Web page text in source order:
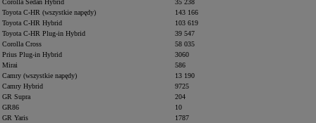
Corolla Sedan Hybrid
35 238
Toyota C-HR (wszystkie napędy)
143 166
Toyota C-HR Hybrid
103 619
Toyota C-HR Plug-in Hybrid
39 547
Corolla Cross
58 035
Prius Plug-in Hybrid
3060
Mirai
586
Camry (wszystkie napędy)
13 190
Camry Hybrid
9725
GR Supra
204
GR86
10
GR Yaris
1787